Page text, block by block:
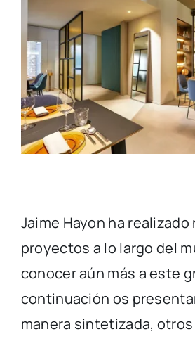
Jaime Hayon ha
proyectos a lo largo del
conocer aún más a este
continuación os
manera sintetizada,